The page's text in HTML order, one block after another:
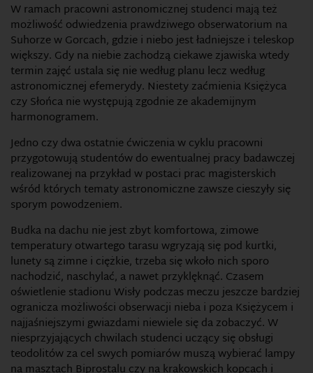
W ramach pracowni astronomicznej studenci mają też
możliwość odwiedzenia prawdziwego obserwatorium na
Suhorze w Gorcach, gdzie i niebo jest ładniejsze i teleskop
większy. Gdy na niebie zachodzą ciekawe zjawiska wtedy
termin zajęć ustala się nie według planu lecz według
astronomicznej efemerydy. Niestety zaćmienia Księżyca
czy Słońca nie występują zgodnie ze akademijnym
harmonogramem.
Jedno czy dwa ostatnie ćwiczenia w cyklu pracowni
przygotowują studentów do ewentualnej pracy badawczej
realizowanej na przykład w postaci prac magisterskich
wśród których tematy astronomiczne zawsze cieszyły się
sporym powodzeniem.
Budka na dachu nie jest zbyt komfortowa, zimowe
temperatury otwartego tarasu wgryzają się pod kurtki,
lunety są zimne i ciężkie, trzeba się wkoło nich sporo
nachodzić, naschylać, a nawet przyklęknąć. Czasem
oświetlenie stadionu Wisły podczas meczu jeszcze bardziej
ogranicza możliwości obserwacji nieba i poza Księżycem i
najjaśniejszymi gwiazdami niewiele się da zobaczyć. W
niesprzyjających chwilach studenci uczący się obsługi
teodolitów za cel swych pomiarów muszą wybierać lampy